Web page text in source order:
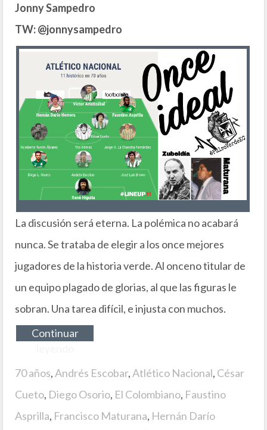
Jonny Sampedro
TW: @jonnysampedro
La discusión será eterna. La polémica no acabará
nunca. Se trataba de elegir a los once mejores
jugadores de la historia verde. Al onceno titular de
un equipo plagado de glorias, al que las figuras le
sobran. Una tarea difícil, e injusta con muchos.
Continuar
70 años,Andrés Escobar,Atlético Nacional, César
Cueto, Diego Osorio, El Colombiano, Faustino
Asprilla, Francisco Maturana, Hernán Darío